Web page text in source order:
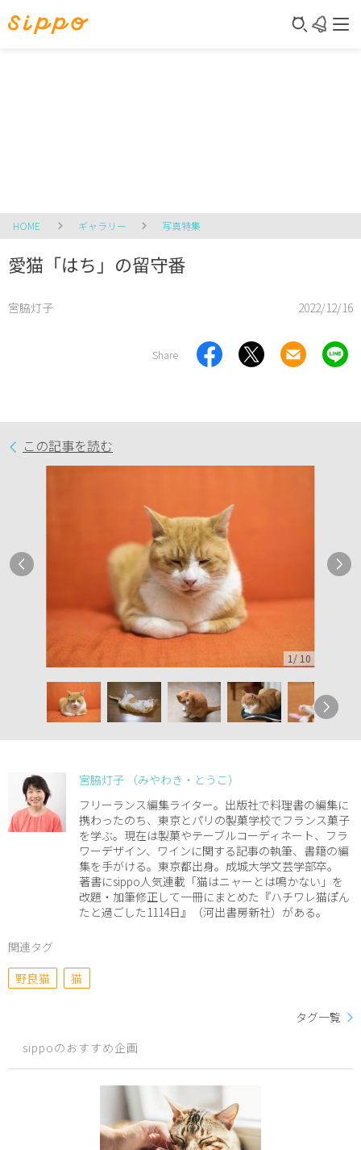
HOME ギャラリー 写真特集
愛猫「はち」の留守番
宮脇灯子 2022/12/16
Share
この記事を読む
1 / 10
宮脇灯子 （みやわき・とうこ）
フリーランス編集ライター。出版社で料理書の編集に
携わったのち、東京とパリの製菓学校でフランス菓子
を学ぶ。現在は製菓やテーブルコーディネート、フラ
ワーデザイン、ワインに関する記事の執筆、書籍の編
集を手がける。東京都出身。成城大学文芸学部卒。
著書にsippo人気連載「猫はニャーとは鳴かない」を
改題・加筆修正して一冊にまとめた『ハチワレ猫ぽん
たと過ごした1114日』（河出書房新社）がある。
関連タグ
野良猫
猫
タグ一覧
sippoのおすすめ企画